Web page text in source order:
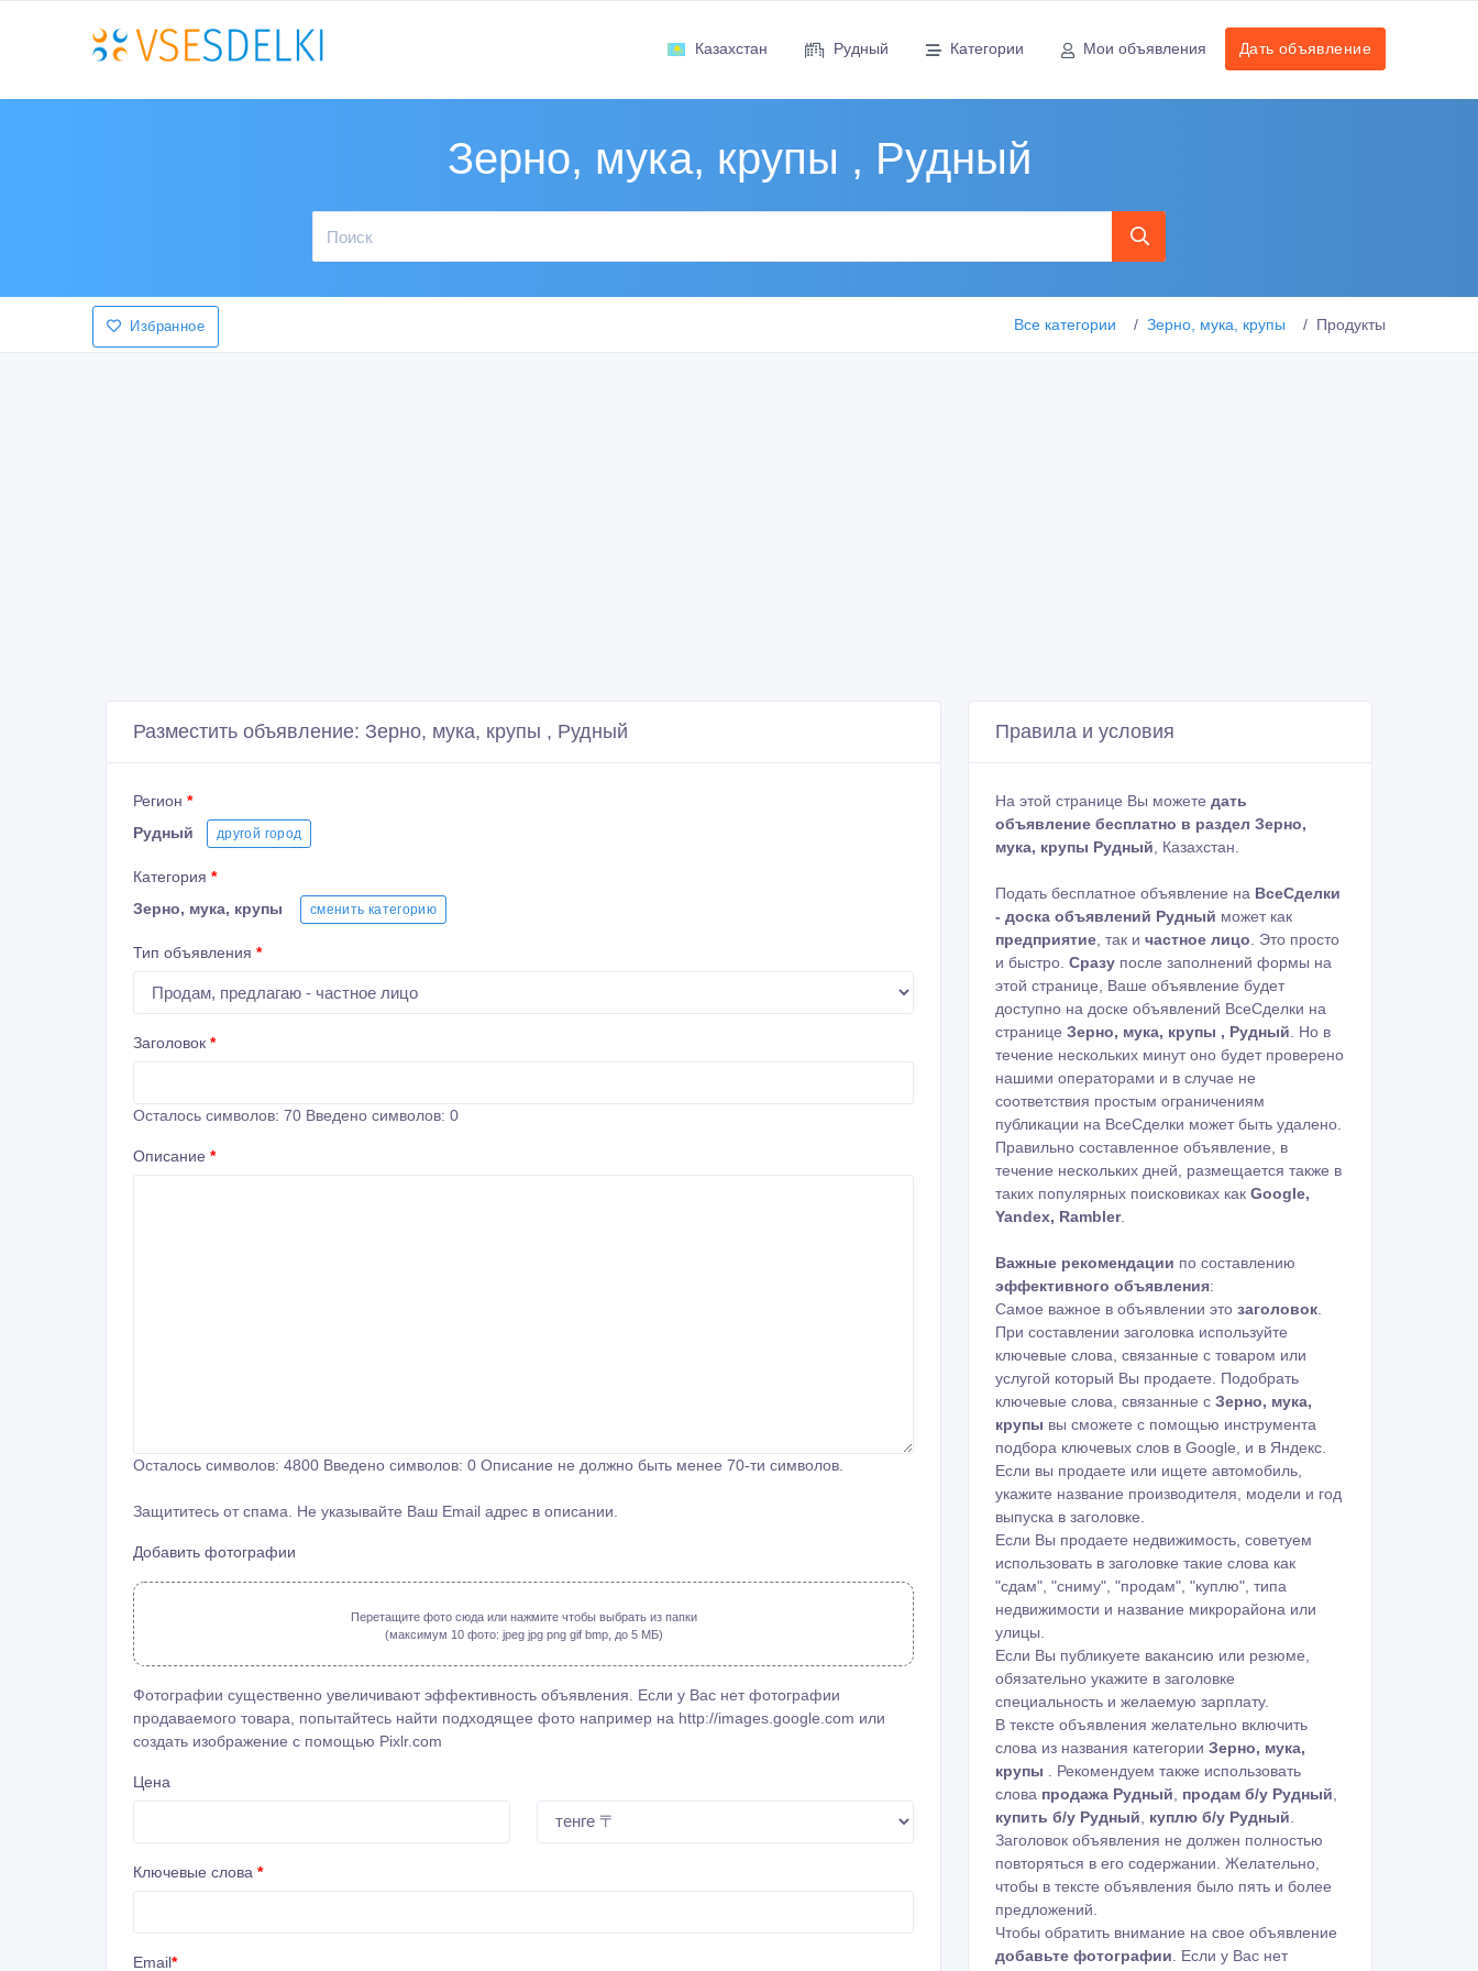
Казахстан Рудный Категории Мои объявления Дать объявление
Зерно, мука, крупы , Рудный
Избранное Все категории Зерно, мука, крупы Продукты
Разместить объявление: Зерно, мука, крупы , Рудный
Регион *
Рудный
другой город
Категория *
Зерно, мука, крупы
сменить категорию
Тип объявления *
Заголовок *
Осталось символов: 70 Введено символов: 0
Описание *
Осталось символов: 4800 Введено символов: 0 Описание не должно быть менее 70-ти символов.
Защититесь от спама. Не указывайте Ваш Email адрес в описании.
Добавить фотографии
Перетащите фото сюда или нажмите чтобы выбрать из папки
(максимум 10 фото: jpeg jpg png gif bmp, до 5 МБ)
Фотографии существенно увеличивают эффективность объявления. Если у Вас нет фотографии
продаваемого товара, попытайтесь найти подходящее фото например на http://images.google.com или
создать изображение с помощью Pixlr.com
Цена
Ключевые слова *
Email*
Правила и условия
На этой странице Вы можете дать
объявление бесплатно в раздел Зерно,
мука, крупы Рудный, Казахстан.
Подать бесплатное объявление на ВсеСделки
- доска объявлений Рудный может как
предприятие, так и частное лицо. Это просто
и быстро. Сразу после заполнений формы на
этой странице, Ваше объявление будет
доступно на доске объявлений ВсеСделки на
странице Зерно, мука, крупы , Рудный. Но в
течение нескольких минут оно будет проверено
нашими операторами и в случае не
соответствия простым ограничениям
публикации на ВсеСделки может быть удалено.
Правильно составленное объявление, в
течение нескольких дней, размещается также в
таких популярных поисковиках как Google,
Yandex, Rambler.
Важные рекомендации по составлению
эффективного объявления:
Самое важное в объявлении это заголовок.
При составлении заголовка используйте
ключевые слова, связанные с товаром или
услугой который Вы продаете. Подобрать
ключевые слова, связанные с Зерно, мука,
крупы вы сможете с помощью инструмента
подбора ключевых слов в Google, и в Яндекс.
Если вы продаете или ищете автомобиль,
укажите название производителя, модели и год
выпуска в заголовке.
Если Вы продаете недвижимость, советуем
использовать в заголовке такие слова как
"сдам", "сниму", "продам", "куплю", типа
недвижимости и название микрорайона или
улицы.
Если Вы публикуете вакансию или резюме,
обязательно укажите в заголовке
специальность и желаемую зарплату.
В тексте объявления желательно включить
слова из названия категории Зерно, мука,
крупы . Рекомендуем также использовать
слова продажа Рудный, продам б/у Рудный,
купить б/у Рудный, куплю б/у Рудный.
Заголовок объявления не должен полностью
повторяться в его содержании. Желательно,
чтобы в тексте объявления было пять и более
предложений.
Чтобы обратить внимание на свое объявление
добавьте фотографии. Если у Вас нет